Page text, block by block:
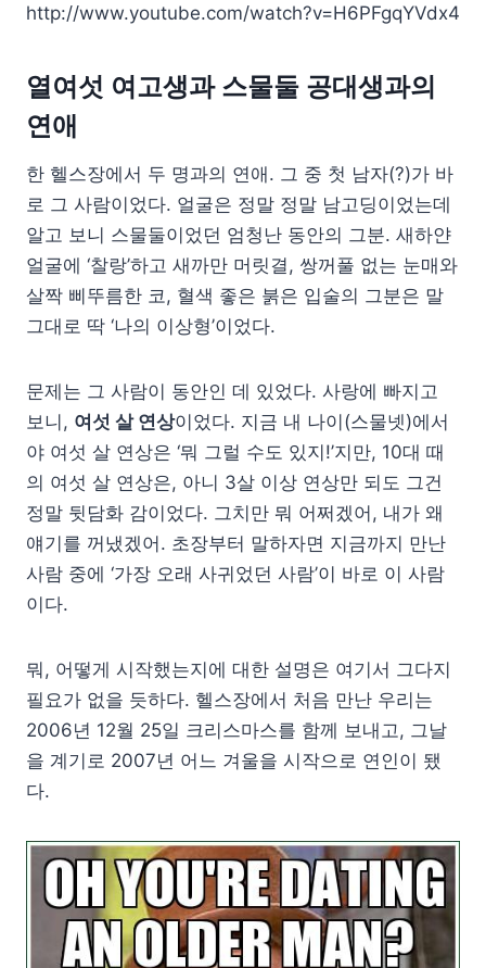
http://www.youtube.com/watch?v=H6PFgqYVdx4
열여섯 여고생과 스물둘 공대생과의
연애
한 헬스장에서 두 명과의 연애. 그 중 첫 남자(?)가 바
로 그 사람이었다. 얼굴은 정말 정말 남고딩이었는데
알고 보니 스물둘이었던 엄청난 동안의 그분. 새하얀
얼굴에 ‘찰랑’하고 새까만 머릿결, 쌍꺼풀 없는 눈매와
살짝 삐뚜름한 코, 혈색 좋은 붉은 입술의 그분은 말
그대로 딱 ‘나의 이상형’이었다.
문제는 그 사람이 동안인 데 있었다. 사랑에 빠지고
보니, 여섯 살 연상이었다. 지금 내 나이(스물넷)에서
야 여섯 살 연상은 ‘뭐 그럴 수도 있지!’지만, 10대 때
의 여섯 살 연상은, 아니 3살 이상 연상만 되도 그건
정말 뒷담화 감이었다. 그치만 뭐 어쩌겠어, 내가 왜
얘기를 꺼냈겠어. 초장부터 말하자면 지금까지 만난
사람 중에 ‘가장 오래 사귀었던 사람’이 바로 이 사람
이다.
뭐, 어떻게 시작했는지에 대한 설명은 여기서 그다지
필요가 없을 듯하다. 헬스장에서 처음 만난 우리는
2006년 12월 25일 크리스마스를 함께 보내고, 그날
을 계기로 2007년 어느 겨울을 시작으로 연인이 됐
다.